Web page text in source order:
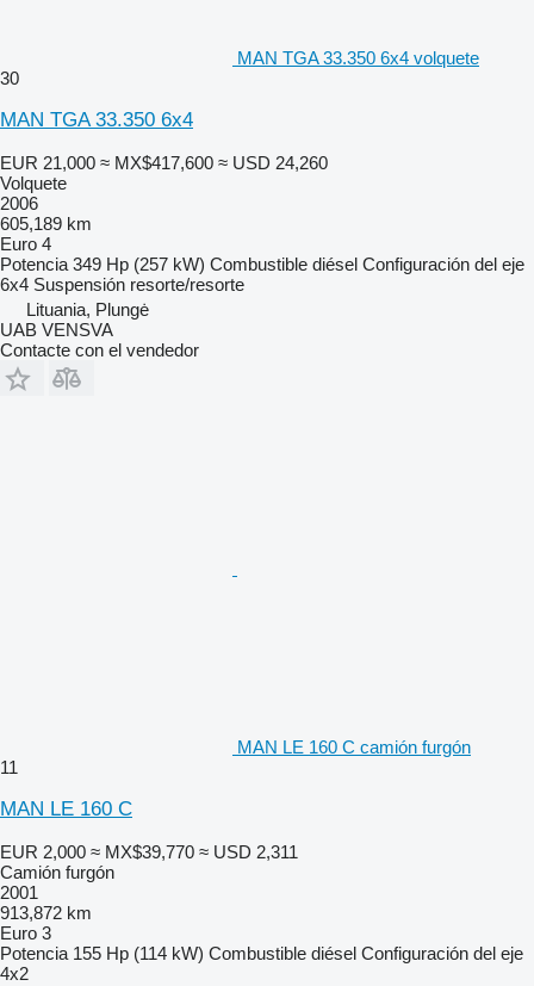
MAN TGA 33.350 6x4 volquete
30
MAN TGA 33.350 6x4
EUR 21,000 ≈ MX$417,600 ≈ USD 24,260
Volquete
2006
605,189 km
Euro 4
Potencia 349 Hp (257 kW) Combustible diésel Configuración del eje
6x4 Suspensión resorte/resorte
Lituania, Plungė
UAB VENSVA
Contacte con el vendedor
MAN LE 160 C camión furgón
11
MAN LE 160 C
EUR 2,000 ≈ MX$39,770 ≈ USD 2,311
Camión furgón
2001
913,872 km
Euro 3
Potencia 155 Hp (114 kW) Combustible diésel Configuración del eje
4x2